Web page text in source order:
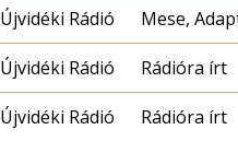
Újvidéki Rádió Mese,
Újvidéki Rádió Rádióra írt
Újvidéki Rádió Rádióra írt